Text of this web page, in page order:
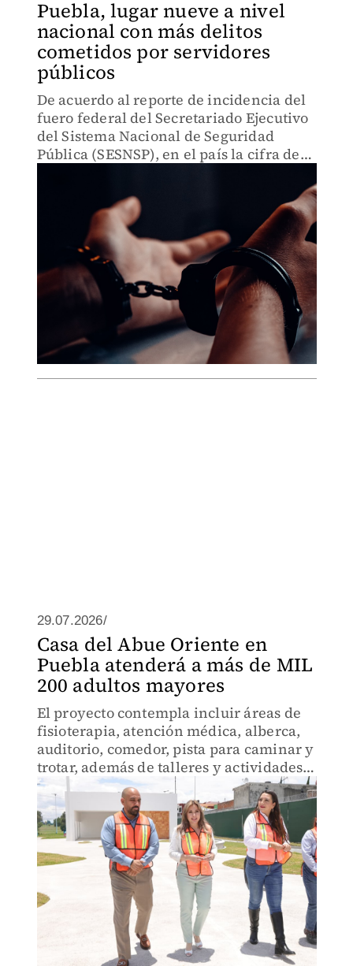
Puebla, lugar nueve a nivel
nacional con más delitos
cometidos por servidores
públicos
De acuerdo al reporte de incidencia del
fuero federal del Secretariado Ejecutivo
del Sistema Nacional de Seguridad
Pública (SESNSP), en el país la cifra de
29.07.2026/
Casa del Abue Oriente en
Puebla atenderá a más de MIL
200 adultos mayores
El proyecto contempla incluir áreas de
fisioterapia, atención médica, alberca,
auditorio, comedor, pista para caminar y
trotar, además de talleres y actividades
recreativas.